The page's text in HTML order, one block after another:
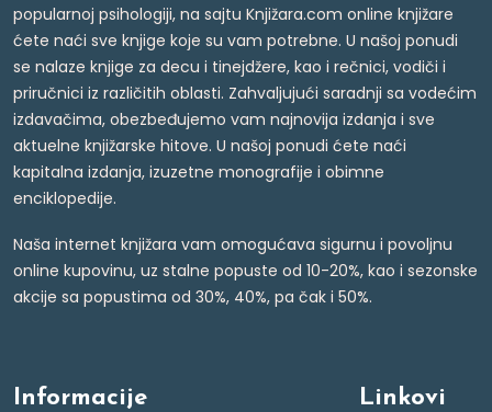
popularnoj psihologiji, na sajtu Knjižara.com online knjižare
ćete naći sve knjige koje su vam potrebne. U našoj ponudi
se nalaze knjige za decu i tinejdžere, kao i rečnici, vodiči i
priručnici iz različitih oblasti. Zahvaljujući saradnji sa vodećim
izdavačima, obezbeđujemo vam najnovija izdanja i sve
aktuelne knjižarske hitove. U našoj ponudi ćete naći
kapitalna izdanja, izuzetne monografije i obimne
enciklopedije.
Naša internet knjižara vam omogućava sigurnu i povoljnu
online kupovinu, uz stalne popuste od 10-20%, kao i sezonske
akcije sa popustima od 30%, 40%, pa čak i 50%.
Informacije Linkovi